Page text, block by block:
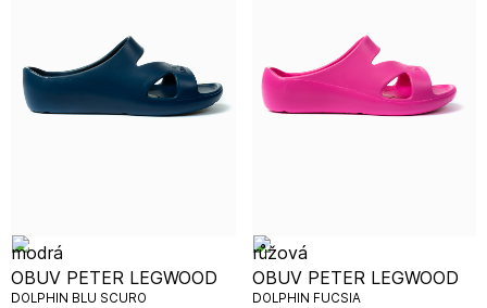
OBUV PETER LEGWOOD
DOLPHIN BLU SCURO
OBUV PETER LEGWOOD
DOLPHIN FUCSIA